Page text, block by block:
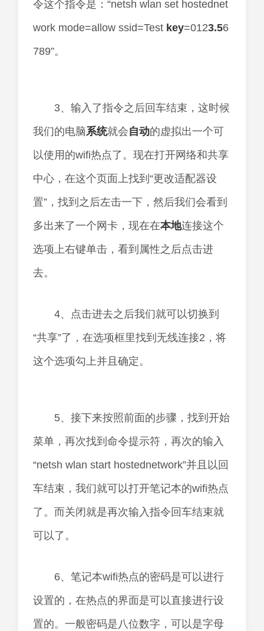
令这个指令是：“netsh wlan set hostednet
work mode=allow ssid=Test key=0123.56
789”。
3、输入了指令之后回车结束，这时候
我们的电脑系统就会自动的虚拟出一个可
以使用的wifi热点了。现在打开网络和共享
中心，在这个页面上找到“更改适配器设
置”，找到之后左击一下，然后我们会看到
多出来了一个网卡，现在在本地连接这个
选项上右键单击，看到属性之后点击进
去。
4、点击进去之后我们就可以切换到
“共享”了，在选项框里找到无线连接2，将
这个选项勾上并且确定。
5、接下来按照前面的步骤，找到开始
菜单，再次找到命令提示符，再次的输入
“netsh wlan start hostednetwork”并且以回
车结束，我们就可以打开笔记本的wifi热点
了。而关闭就是再次输入指令回车结束就
可以了。
6、笔记本wifi热点的密码是可以进行
设置的，在热点的界面是可以直接进行设
置的。一般密码是八位数字，可以是字母